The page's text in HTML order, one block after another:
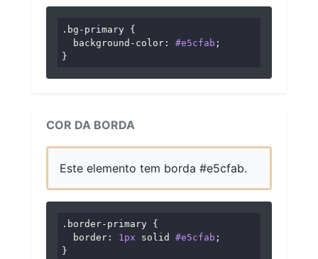
.bg-primary {
background-color : #e5cfab ;
}
COR DA BORDA
Este elemento tem borda #e5cfab.
.border-primary {
border : 1px solid #e5cfab ;
}